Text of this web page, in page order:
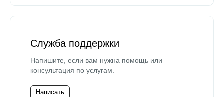
Служба поддержки
Напишите, если вам нужна помощь или
консультация по услугам.
Написать